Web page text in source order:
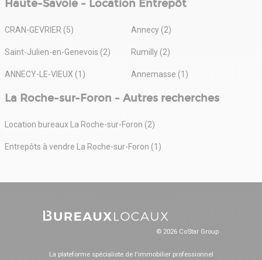
Haute-Savoie - Location Entrepôt
CRAN-GEVRIER (5) Annecy (2)
Saint-Julien-en-Genevois (2) Rumilly (2)
ANNECY-LE-VIEUX (1) Annemasse (1)
La Roche-sur-Foron - Autres recherches
Location bureaux La Roche-sur-Foron (2)
Entrepôts à vendre La Roche-sur-Foron (1)
© 2026 CoStar Group
La plateforme spécialiste de l'immobilier professionnel